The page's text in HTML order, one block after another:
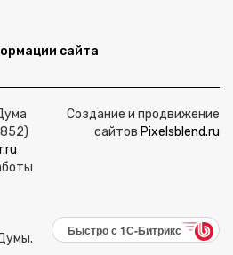
сайта
Создание и продвижение
сайтов Pixelsblend.ru
Быстро с 1С-Битрикс